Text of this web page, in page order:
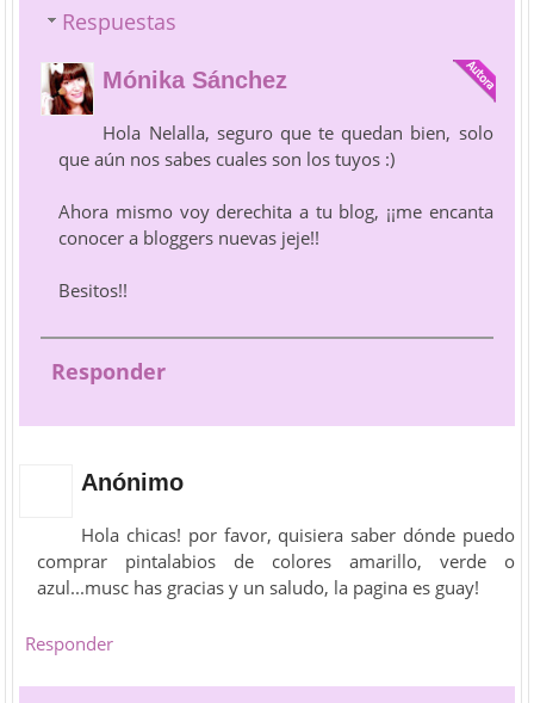
Respuestas
Mónika Sánchez
Hola Nelalla, seguro que te quedan bien, solo
que aún nos sabes cuales son los tuyos :)
Ahora mismo voy derechita a tu blog, ¡¡me encanta
conocer a bloggers nuevas jeje!!
Besitos!!
Responder
Anónimo
Hola chicas! por favor, quisiera saber dónde puedo
comprar pintalabios de colores amarillo, verde o
azul...musc has gracias y un saludo, la pagina es guay!
Responder